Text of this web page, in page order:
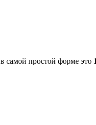
в самой простой форме это